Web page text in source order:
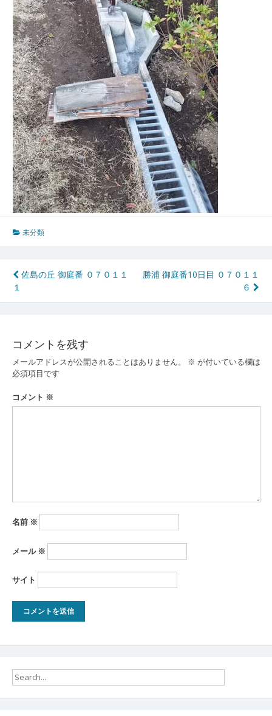
未分類
投
稿
ビ
ゲ
ー
シ
佐島の丘 御庭番 ０７０１１
１
勝浦 御庭番10日目 ０７０１１
６
コメントを残す
メールアドレスが公開されることはありません。 ※ が付いている欄は
必須項目です
コメント ※
名前 ※
メール ※
サイト